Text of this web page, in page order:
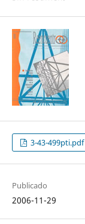
3-43-499pti.pdf
Publicado
2006-11-29